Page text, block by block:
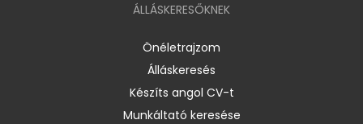
ÁLLÁSKERESŐKNEK
Önéletrajzom
Álláskeresés
Készíts angol CV-t
Munkáltató keresése